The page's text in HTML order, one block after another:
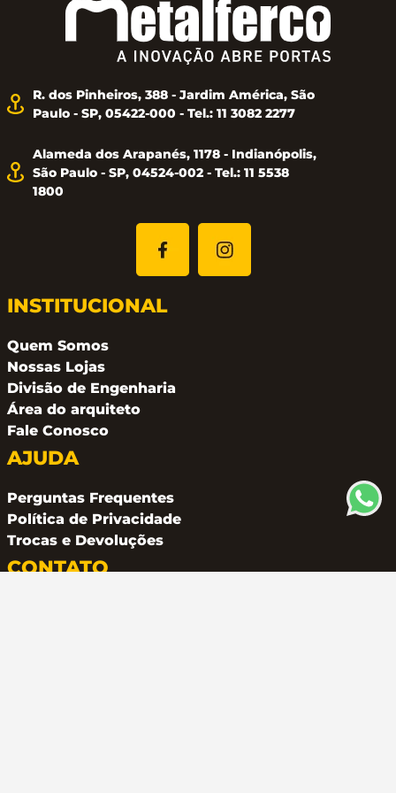
Utilização: Portas de vidro
Espessura da porta: 8 a 15 mm
Alimentação: 4 pilhas AA
Teclado: Touch Screen
Acabamento: Preto
R. dos Pinheiros, 388 - Jardim América, São
Paulo - SP, 05422-000 - Tel.: 11 3082 2277
Alameda dos Arapanés, 1178 - Indianópolis,
São Paulo - SP, 04524-002 - Tel.: 11 5538
1800
INSTITUCIONAL
Quem Somos
Nossas Lojas
Divisão de Engenharia
Área do arquiteto
Fale Conosco
AJUDA
Perguntas Frequentes
Política de Privacidade
Trocas e Devoluções
CONTATO